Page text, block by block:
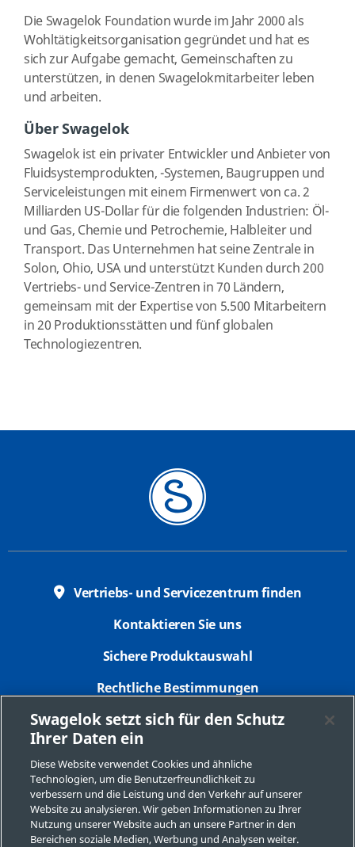
Die Swagelok Foundation wurde im Jahr 2000 als
Wohltätigkeitsorganisation gegründet und hat es
sich zur Aufgabe gemacht, Gemeinschaften zu
unterstützen, in denen Swagelokmitarbeiter leben
und arbeiten.
Über Swagelok
Swagelok ist ein privater Entwickler und Anbieter von
Fluidsystemprodukten, -Systemen, Baugruppen und
Serviceleistungen mit einem Firmenwert von ca. 2
Milliarden US-Dollar für die folgenden Industrien: Öl-
und Gas, Chemie und Petrochemie, Halbleiter und
Transport. Das Unternehmen hat seine Zentrale in
Solon, Ohio, USA und unterstützt Kunden durch 200
Vertriebs- und Service-Zentren in 70 Ländern,
gemeinsam mit der Expertise von 5.500 Mitarbeitern
in 20 Produktionsstätten und fünf globalen
Technologiezentren.
Vertriebs- und Servicezentrum finden
Kontaktieren Sie uns
Sichere Produktauswahl
Rechtliche Bestimmungen
Datenschutzbestimmungen
Seitenverzeichnis
Cookie-Präferenzen
Swagelok setzt sich für den Schutz
Ihrer Daten ein
Diese Website verwendet Cookies und ähnliche
Technologien, um die Benutzerfreundlichkeit zu
verbessern und die Leistung und den Verkehr auf unserer
Website zu analysieren. Wir geben Informationen zu Ihrer
Nutzung unserer Website auch an unsere Partner in den
Bereichen soziale Medien, Werbung und Analysen weiter.